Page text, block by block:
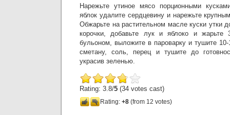
Нарежьте утиное мясо порционными
яблок удалите сердцевину и нарежьте
Обжарьте на растительном масле куски утки
корочки, добавьте лук и яблоко и жарьте
бульоном, выложите в пароварку и тушите
сметану, соль, перец и тушите до
украсив зеленью.
Rating: 3.8/5 (34 votes cast)
Rating: +8 (from 12 votes)